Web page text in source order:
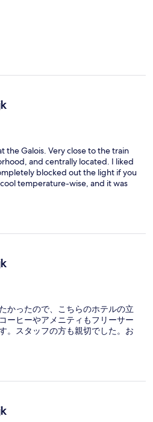
the Galois. Very close to the train
and centrally located. I liked
blocked out the light if you
temperature-wise, and it was
かったので、こちらのホテルの立
ーヒーやアメニティもフリーサー
。スタッフの方も親切でした。お